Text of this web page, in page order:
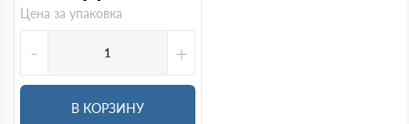
Цена за упаковка
- +
В КОРЗИНУ